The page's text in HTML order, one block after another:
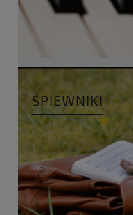
ŚPIEWNIKI